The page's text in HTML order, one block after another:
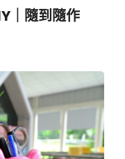
｜隨到隨作